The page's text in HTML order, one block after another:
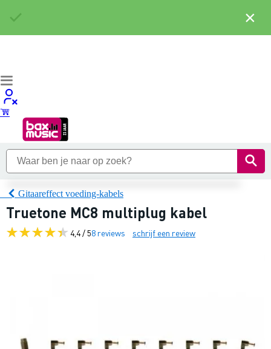
Gitaareffect voeding-kabels
Truetone MC8 multiplug kabel
4,4 / 58 reviews schrijf een review
×